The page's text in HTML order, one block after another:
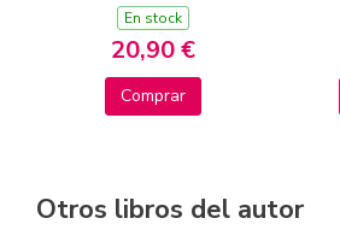
En stock
20,90 €
Comprar
Otros libros del autor